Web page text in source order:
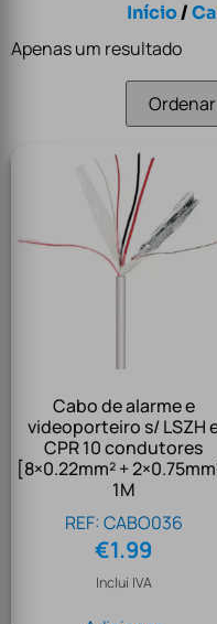
Início/
Apenas um resultado
Cabo de alarme e
videoporteiro s/ LSZH
CPR 10 condutores
[8×0.22mm² +
1M
REF: CABO036
€1.99
Inclui IVA